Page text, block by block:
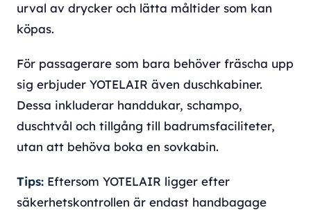
urval av drycker och lätta måltider som kan
köpas.
För passagerare som bara behöver fräscha upp
sig erbjuder YOTELAIR även duschkabiner.
Dessa inkluderar handdukar, schampo,
duschtvål och tillgång till badrumsfaciliteter,
utan att behöva boka en sovkabin.
Tips: Eftersom YOTELAIR ligger efter
säkerhetskontrollen är endast handbagage